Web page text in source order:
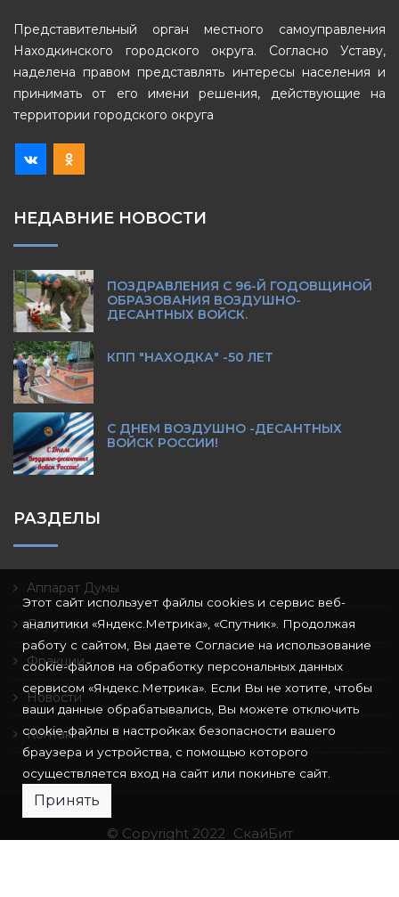
Представительный орган местного самоуправления
Находкинского городского округа. Согласно Уставу,
наделена правом представлять интересы населения и
принимать от его имени решения, действующие на
территории городского округа
НЕДАВНИЕ НОВОСТИ
ПОЗДРАВЛЕНИЯ С 96-Й ГОДОВЩИНОЙ
ОБРАЗОВАНИЯ ВОЗДУШНО-
ДЕСАНТНЫХ ВОЙСК.
КПП "НАХОДКА" -50 ЛЕТ
С ДНЕМ ВОЗДУШНО -ДЕСАНТНЫХ
ВОЙСК РОССИИ!
РАЗДЕЛЫ
Аппарат Думы
Депутаты
Фракции
Новости
Контакты
© Copyright 2022 СкайБит
Этот сайт использует файлы cookies и сервис веб-
аналитики «Яндекс.Метрика», «Спутник». Продолжая
работу с сайтом, Вы даете Согласие на использование
cookie-файлов на обработку персональных данных
сервисом «Яндекс.Метрика». Если Вы не хотите, чтобы
ваши данные обрабатывались, Вы можете отключить
cookie-файлы в настройках безопасности вашего
браузера и устройства, с помощью которого
осуществляется вход на сайт или покиньте сайт.
Принять